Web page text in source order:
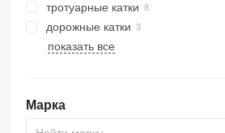
тротуарные катки
дорожные катки
показать все
Марка